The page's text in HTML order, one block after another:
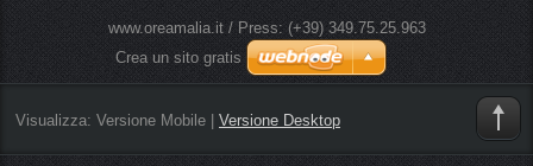
www.oreamalia.it / Press: (+39) 349.75.25.963
Crea un sito gratis
Visualizza: Versione Mobile| Versione Desktop